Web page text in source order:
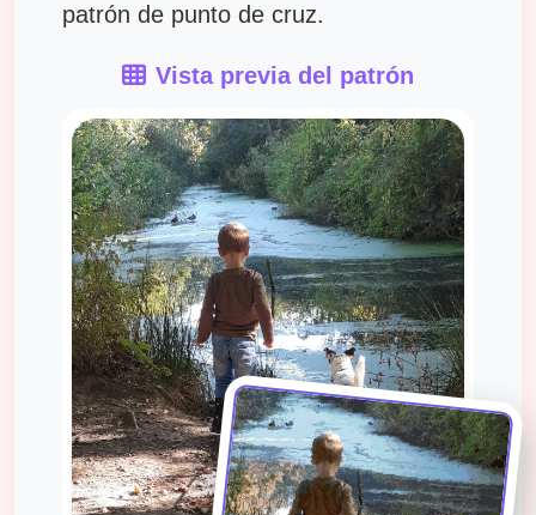
patrón de punto de cruz.
Vista previa del patrón